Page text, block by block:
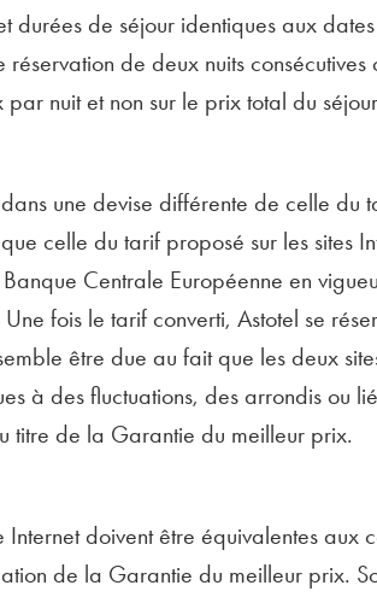
de séjour identiques aux
de deux nuits
nuit et non sur le prix total du
une devise différente de celle du
celle du tarif proposé sur les sites
Centrale Européenne en
fois le tarif converti, Astotel se
être due au fait que les deux
à des fluctuations, des arrondis ou
titre de la Garantie du meilleur prix.
doivent être équivalentes aux
de la Garantie du meilleur prix.